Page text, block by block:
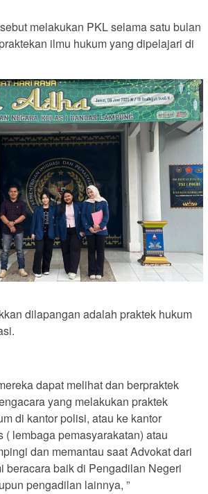
melakukan PKL selama satu bulan
ilmu hukum yang dipelajari di
dilapangan adalah praktek hukum
dapat melihat dan berpraktek
yang melakukan praktek
di kantor polisi, atau ke kantor
( lembaga pemasyarakatan) atau
dan memantau saat Advokat dari
beracara baik di Pengadilan Negeri
pengadilan lainnya, ”